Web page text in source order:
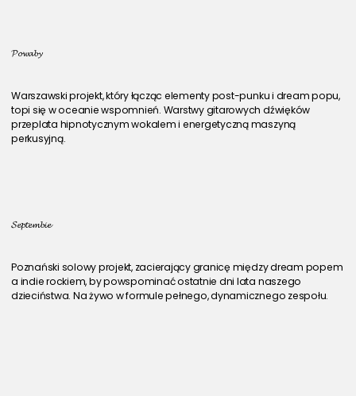
𝓟𝓸𝔀𝓪𝓫𝔂
Warszawski projekt, który łącząc elementy post-punku i dream popu,
topi się w oceanie wspomnień. Warstwy gitarowych dźwięków
przeplata hipnotycznym wokalem i energetyczną maszyną
perkusyjną.
𝓢𝓮𝓹𝓽𝓮𝓶𝓫𝓲𝓮
Poznański solowy projekt, zacierający granicę między dream popem
a indie rockiem, by powspominać ostatnie dni lata naszego
dzieciństwa. Na żywo w formule pełnego, dynamicznego zespołu.